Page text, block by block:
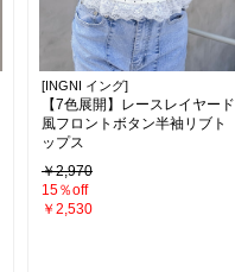
[INGNI イング]
【7色展開】レースレイヤード
風フロントボタン半袖リブト
ップス
￥2,970
15％off
￥2,530